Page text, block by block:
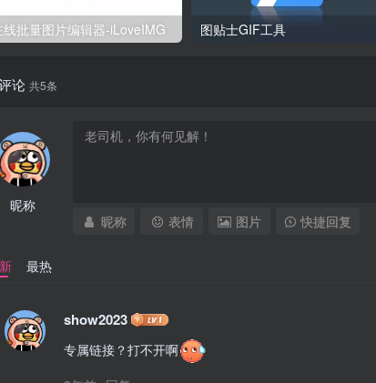
线批量图片编辑器-iLoveIMG 图贴士GIF工具
论 共5条
昵称
昵称 表情 图片 快捷回复
最热
show2023
专属链接？打不开啊